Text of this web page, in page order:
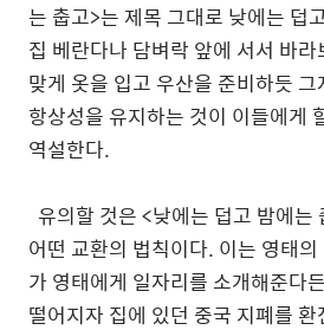
는 춥고>는 제목 그대로 낮에는 덥
집 베란다나 담벼락 앞에 서서 바
맞게 옷을 입고 우산을 준비하듯
항상성을 유지하는 것이 이들에게
역설한다.
유의할 것은 <낮에는 덥고 밤에는
어떤 교환의 법칙이다. 이는 영태
가 영태에게 일자리를 소개해준다
떨어지자 집에 있던 중국 지폐를